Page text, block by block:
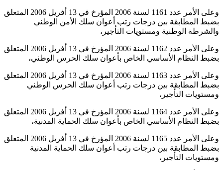
وعلى الأمر عدد 1161 لسنة 2006 المؤرخ في 13 أفريل 2006 المتعلق
بضبط المطابقة بين درجات رتب أعوان سلك الأمن الوطني
والشرطة الوطنية ومستويات التأجير،
وعلى الأمر عدد 1162 لسنة 2006 المؤرخ في 13 أفريل 2006 المتعلق
بضبط النظام الأساسي الخاص بأعوان سلك الحرس الوطني،
وعلى الأمر عدد 1163 لسنة 2006 المؤرخ في 13 أفريل 2006 المتعلق
بضبط المطابقة بين درجات رتب أعوان سلك الحرس الوطني
ومستويات التأجير،
وعلى الأمر عدد 1164 لسنة 2006 المؤرخ في 13 أفريل 2006 المتعلق
بضبط النظام الأساسي الخاص بأعوان سلك الحماية المدنية،
وعلى الأمر عدد 1165 لسنة 2006 المؤرخ في 13 أفريل 2006 المتعلق
بضبط المطابقة بين درجات رتب أعوان سلك الحماية المدنية
ومستويات التأجير،